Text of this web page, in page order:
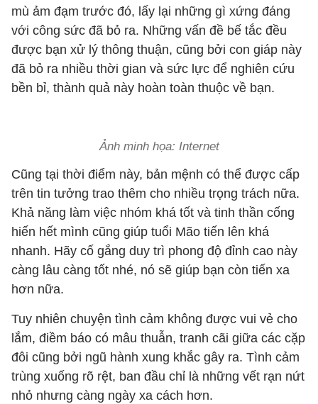
mù ảm đạm trước đó, lấy lại những gì xứng đáng
với công sức đã bỏ ra. Những vấn đề bế tắc đều
được bạn xử lý thông thuận, cũng bởi con giáp này
đã bỏ ra nhiều thời gian và sức lực để nghiên cứu
bền bỉ, thành quả này hoàn toàn thuộc về bạn.
Ảnh minh họa: Internet
Cũng tại thời điểm này, bản mệnh có thể được cấp
trên tin tưởng trao thêm cho nhiều trọng trách nữa.
Khả năng làm việc nhóm khá tốt và tinh thần cống
hiến hết mình cũng giúp tuổi Mão tiến lên khá
nhanh. Hãy cố gắng duy trì phong độ đỉnh cao này
càng lâu càng tốt nhé, nó sẽ giúp bạn còn tiến xa
hơn nữa.
Tuy nhiên chuyện tình cảm không được vui vẻ cho
lắm, điềm báo có mâu thuẫn, tranh cãi giữa các cặp
đôi cũng bởi ngũ hành xung khắc gây ra. Tình cảm
trùng xuống rõ rệt, ban đầu chỉ là những vết rạn nứt
nhỏ nhưng càng ngày xa cách hơn.